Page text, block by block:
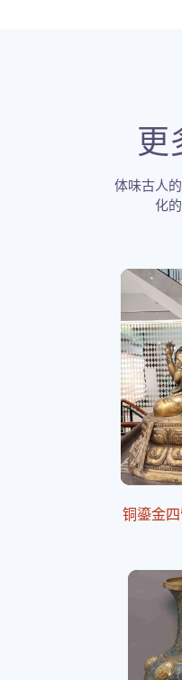
更
体味古人
化
铜鎏金